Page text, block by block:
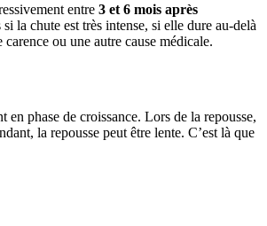
entre 3 et 6 mois après
la chute est très intense, si elle dure au-delà
carence ou une autre cause médicale.
phase de croissance. Lors de la repousse,
la repousse peut être lente. C’est là que